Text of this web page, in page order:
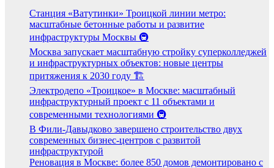
Станция «Ватутинки» Троицкой линии метро:
масштабные бетонные работы и развитие
инфраструктуры Москвы 🚇
Москва запускает масштабную стройку суперколледжей
и инфраструктурных объектов: новые центры
притяжения к 2030 году 🏗️
Электродепо «Троицкое» в Москве: масштабный
инфраструктурный проект с 11 объектами и
современными технологиями 🚇
В Фили-Давыдково завершено строительство двух
современных бизнес-центров с развитой
инфраструктурой
Реновация в Москве: более 850 домов демонтировано с